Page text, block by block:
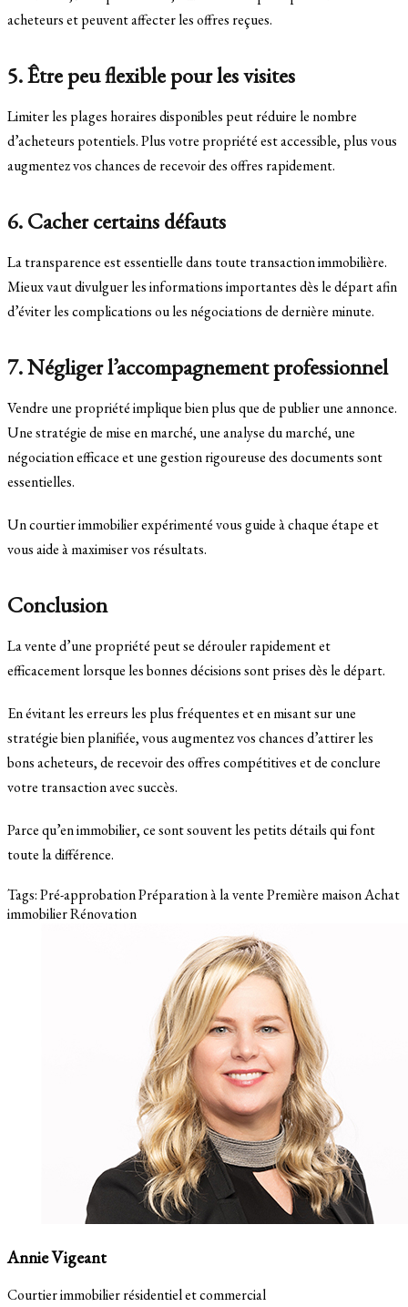
acheteurs et peuvent affecter les offres reçues.
5. Être peu flexible pour les visites
Limiter les plages horaires disponibles peut réduire le nombre
d’acheteurs potentiels. Plus votre propriété est accessible, plus vous
augmentez vos chances de recevoir des offres rapidement.
6. Cacher certains défauts
La transparence est essentielle dans toute transaction immobilière.
Mieux vaut divulguer les informations importantes dès le départ afin
d’éviter les complications ou les négociations de dernière minute.
7. Négliger l’accompagnement professionnel
Vendre une propriété implique bien plus que de publier une annonce.
Une stratégie de mise en marché, une analyse du marché, une
négociation efficace et une gestion rigoureuse des documents sont
essentielles.
Un courtier immobilier expérimenté vous guide à chaque étape et
vous aide à maximiser vos résultats.
Conclusion
La vente d’une propriété peut se dérouler rapidement et
efficacement lorsque les bonnes décisions sont prises dès le départ.
En évitant les erreurs les plus fréquentes et en misant sur une
stratégie bien planifiée, vous augmentez vos chances d’attirer les
bons acheteurs, de recevoir des offres compétitives et de conclure
votre transaction avec succès.
Parce qu’en immobilier, ce sont souvent les petits détails qui font
toute la différence.
Tags:Pré-approbationPréparation à la ventePremière maisonAchat
immobilierRénovation
Annie Vigeant
Courtier immobilier résidentiel et commercial